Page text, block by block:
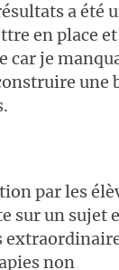
a été
en place
car je
une
par les
sur un sujet
non